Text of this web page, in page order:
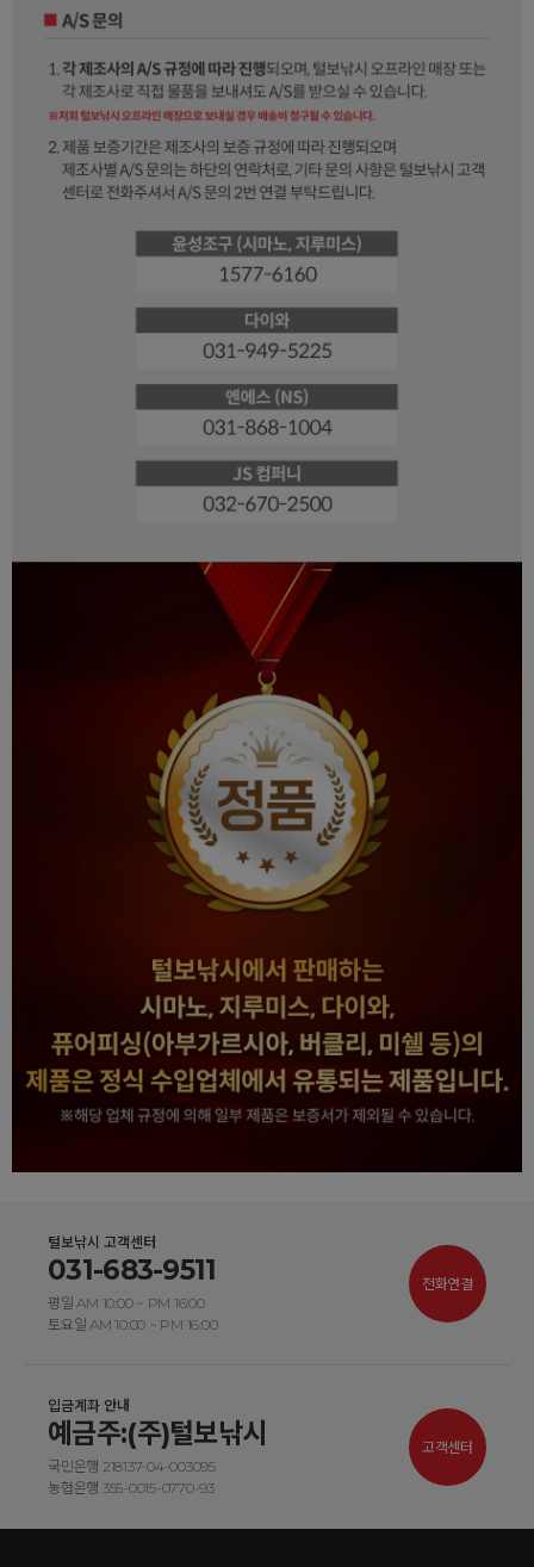
털보낚시 고객센터
031-683-9511
평일 AM 10:00 ~ PM 16:00
토요일 AM 10:00 ~ PM 16:00
전화연결
입금계좌 안내
예금주:(주)털보낚시
국민은행 218137-04-003095
농협은행 355-0015-0770-93
고객센터